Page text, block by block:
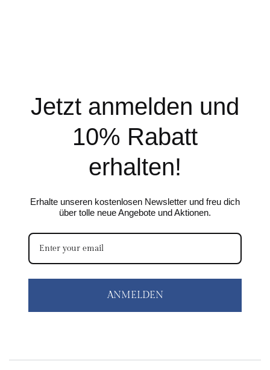
Jetzt anmelden und
10% Rabatt
erhalten!
Erhalte unseren kostenlosen Newsletter und freu dich
über tolle neue Angebote und Aktionen.
ANMELDEN